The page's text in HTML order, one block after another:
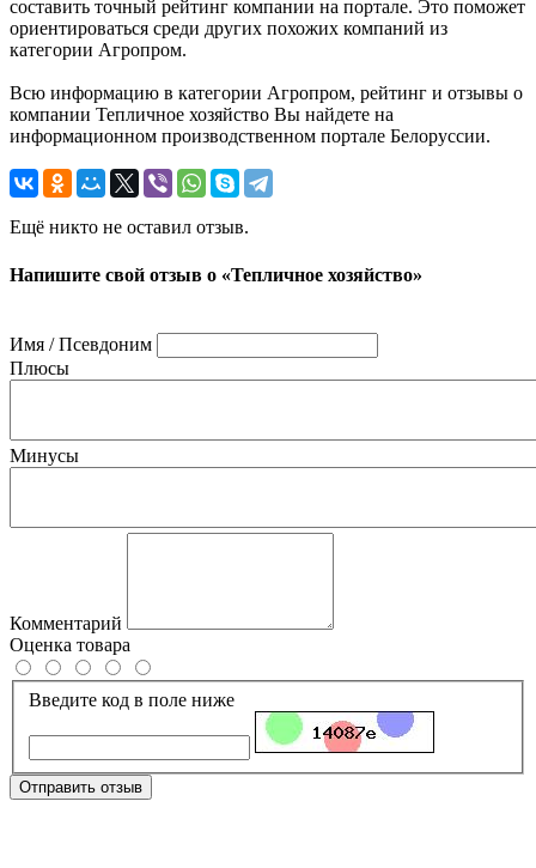
составить точный рейтинг компании на портале. Это поможет
ориентироваться среди других похожих компаний из
категории Агропром.
Всю информацию в категории Агропром, рейтинг и отзывы о
компании Тепличное хозяйство Вы найдете на
информационном производственном портале Белоруссии.
Ещё никто не оставил отзыв.
Напишите свой отзыв о «Тепличное хозяйство»
Имя / Псевдоним
Плюсы
Минусы
Комментарий
Оценка товара
Введите код в поле ниже
Отправить отзыв